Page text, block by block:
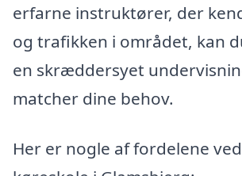
erfarne instruktører, der
og trafikken i området, kan
en skræddersyet
matcher dine behov.
Her er nogle af fordelene